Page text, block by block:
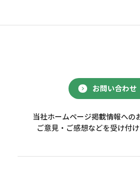
お問い合わせ
当社ホームページ掲載情報への
ご意見・ご感想などを受け付け